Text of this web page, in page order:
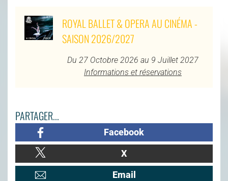
ROYAL BALLET & OPERA AU CINÉMA -
SAISON 2026/2027
Du 27 Octobre 2026 au 9 Juillet 2027
Informations et réservations
PARTAGER...
Facebook
X
Email